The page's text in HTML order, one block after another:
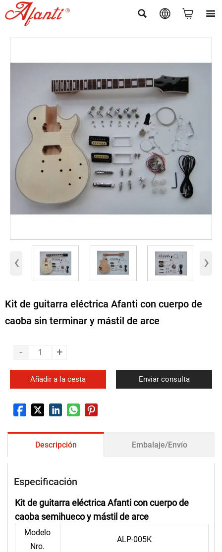
   
‹ ›
Kit de guitarra eléctrica Afanti con cuerpo de
caoba sin terminar y mástil de arce
- +
Añadir a la cesta Enviar consulta
Descripción Embalaje/Envío
Especificación
Kit de guitarra eléctrica Afanti con cuerpo de
caoba semihueco y mástil de arce
Modelo
Nro.
ALP-005K